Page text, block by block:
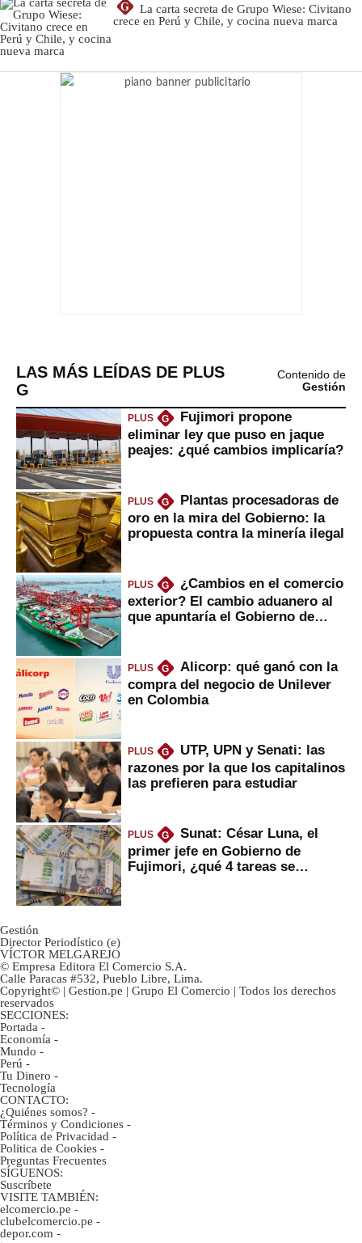
G
La carta secreta de Grupo Wiese: Civitano
crece en Perú y Chile, y cocina nueva marca
LAS MÁS LEÍDAS DE PLUS
G
Contenido de
Gestión
PLUS G
Fujimori propone
eliminar ley que puso en jaque
peajes: ¿qué cambios implicaría?
PLUS G
Plantas procesadoras de
oro en la mira del Gobierno: la
propuesta contra la minería ilegal
PLUS G
¿Cambios en el comercio
exterior? El cambio aduanero al
que apuntaría el Gobierno de
PLUS G
Alicorp: qué ganó con la
compra del negocio de Unilever
en Colombia
PLUS G
UTP, UPN y Senati: las
razones por la que los capitalinos
las prefieren para estudiar
PLUS G
Sunat: César Luna, el
primer jefe en Gobierno de
Fujimori, ¿qué 4 tareas se
Gestión
Director Periodístico (e)
VÍCTOR MELGAREJO
© Empresa Editora El Comercio S.A.
Calle Paracas #532, Pueblo Libre, Lima.
Copyright© | Gestion.pe | Grupo El Comercio | Todos los derechos
reservados
SECCIONES:
Portada -
Economía -
Mundo -
Perú -
Tu Dinero -
Tecnología
CONTACTO:
¿Quiénes somos? -
Términos y Condiciones -
Política de Privacidad -
Politica de Cookies -
Preguntas Frecuentes
SÍGUENOS:
Suscríbete
VISITE TAMBIÉN:
elcomercio.pe -
clubelcomercio.pe -
depor.com -